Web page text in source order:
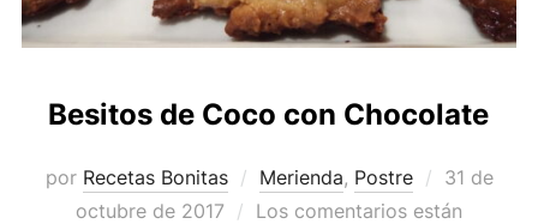
Besitos de Coco con Chocolate
por Recetas Bonitas Merienda, Postre
Publicado
el
31 de
octubre de 2017
Los comentarios están